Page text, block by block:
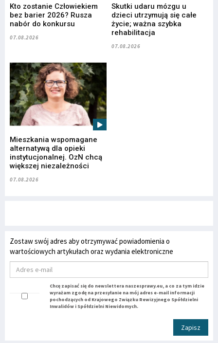
Kto zostanie Człowiekiem
bez barier 2026? Rusza
nabór do konkursu
07.08.2026
Skutki udaru mózgu u
dzieci utrzymują się całe
życie; ważna szybka
rehabilitacja
07.08.2026
Mieszkania wspomagane
alternatywą dla opieki
instytucjonalnej. OzN chcą
większej niezależności
07.08.2026
Zostaw swój adres aby otrzymywać powiadomienia o
wartościowych artykułach oraz wydania elektroniczne
Chcę zapisać się do newslettera naszesprawy.eu, a co za tym idzie
wyrażam zgodę na przesyłanie na mój adres e-mail informacji
pochodzących od Krajowego Związku Rewizyjnego Spółdzielni
Inwalidów i Spółdzielni Niewidomych.
Zapisz